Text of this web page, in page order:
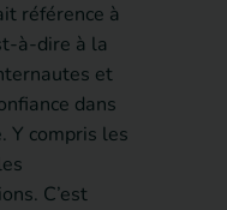
référence à
à-dire à la
et
dans
Y compris les
C’est